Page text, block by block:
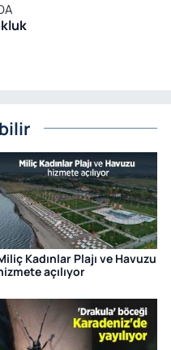
Kadınlar Plajı ve Havuzu
açılıyor